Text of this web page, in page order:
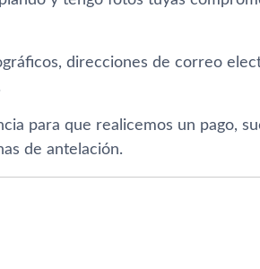
direcciones de correo
para que realicemos un pago,
de antelación.